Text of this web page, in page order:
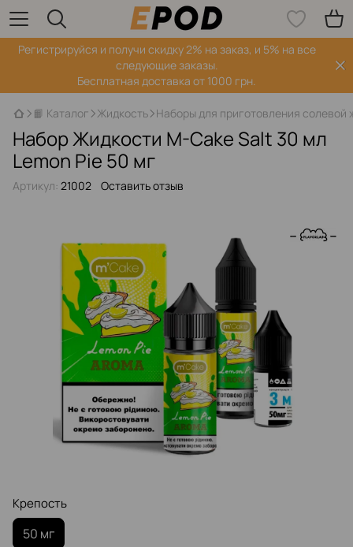
Регистрируйся‌ и получи скидку 2% на заказ, и 5% на все
следующие заказы.
Бесплатная доставка от 1000 грн.
📙 Каталог Жидкость Наборы для приготовления солевой
Набор Жидкости M-Cake Salt 30 мл
Lemon Pie 50 мг
Артикул: 21002 Оставить отзыв
Крепость
50 мг